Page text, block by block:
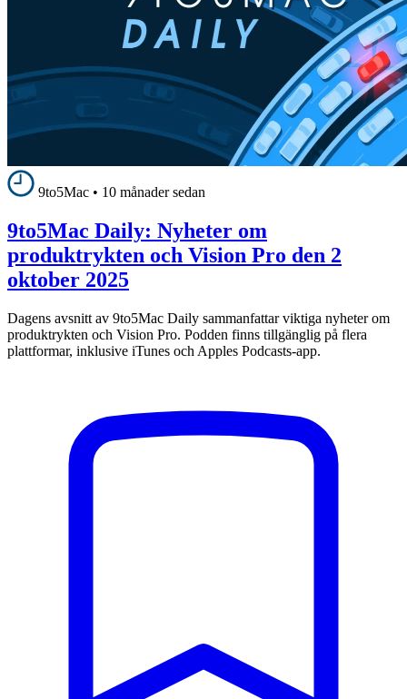
9to5Mac • 10 månader sedan
9to5Mac Daily: Nyheter om
produktrykten och Vision Pro den 2
oktober 2025
Dagens avsnitt av 9to5Mac Daily sammanfattar viktiga nyheter om
produktrykten och Vision Pro. Podden finns tillgänglig på flera
plattformar, inklusive iTunes och Apples Podcasts-app.